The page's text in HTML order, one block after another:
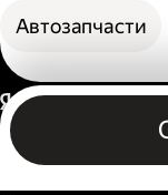
Автозапчасти
Бизнесу